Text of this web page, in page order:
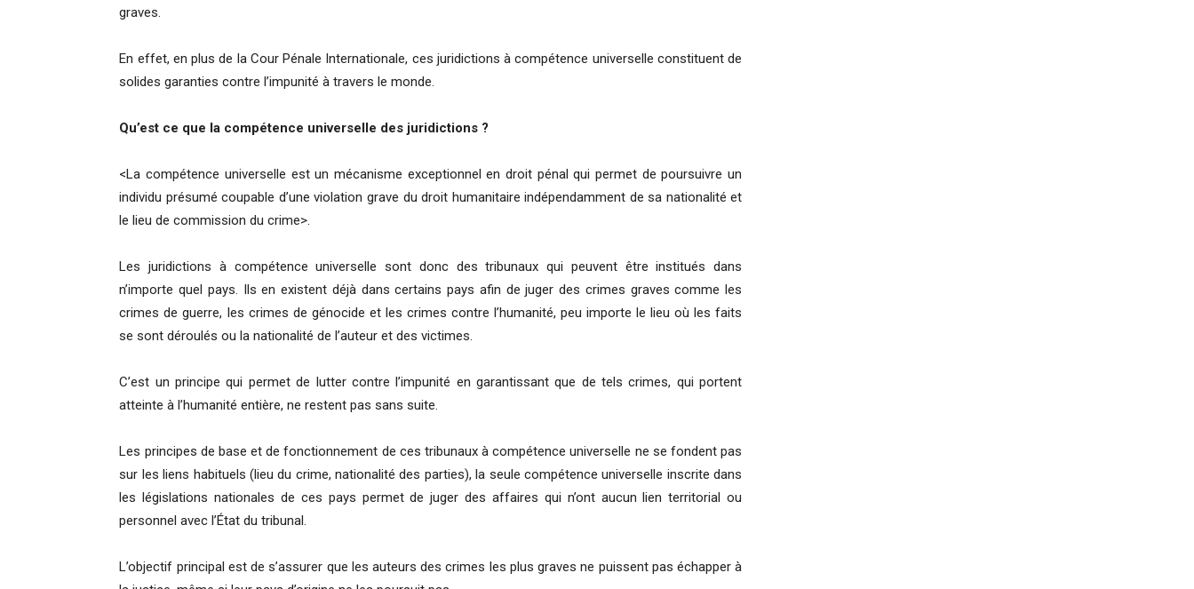
graves.
En effet, en plus de la Cour Pénale Internationale, ces juridictions à compétence universelle constituent de
solides garanties contre l’impunité à travers le monde.
Qu’est ce que la compétence universelle des juridictions ?
<La compétence universelle est un mécanisme exceptionnel en droit pénal qui permet de poursuivre un
individu présumé coupable d’une violation grave du droit humanitaire indépendamment de sa nationalité et
le lieu de commission du crime>.
Les juridictions à compétence universelle sont donc des tribunaux qui peuvent être institués dans
n’importe quel pays. Ils en existent déjà dans certains pays afin de juger des crimes graves comme les
crimes de guerre, les crimes de génocide et les crimes contre l’humanité, peu importe le lieu où les faits
se sont déroulés ou la nationalité de l’auteur et des victimes.
C’est un principe qui permet de lutter contre l’impunité en garantissant que de tels crimes, qui portent
atteinte à l’humanité entière, ne restent pas sans suite.
Les principes de base et de fonctionnement de ces tribunaux à compétence universelle ne se fondent pas
sur les liens habituels (lieu du crime, nationalité des parties), la seule compétence universelle inscrite dans
les législations nationales de ces pays permet de juger des affaires qui n’ont aucun lien territorial ou
personnel avec l’État du tribunal.
L’objectif principal est de s’assurer que les auteurs des crimes les plus graves ne puissent pas échapper à